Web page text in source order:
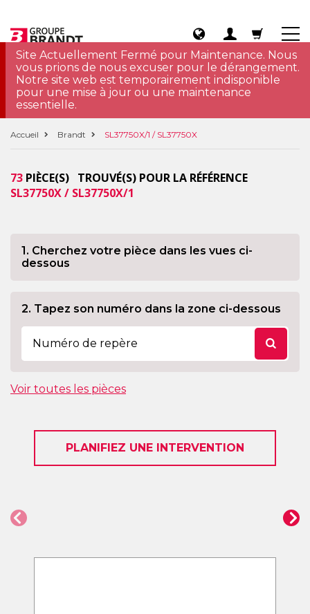
Site Actuellement Fermé pour Maintenance. Nous
vous prions de nous excuser pour le dérangement.
Notre site web est temporairement indisponible
pour une mise à jour ou une maintenance
essentielle.
Accueil Brandt SL37750X/1 / SL37750X
73 PIÈCE(S) TROUVÉ(S) POUR LA RÉFÉRENCE
SL37750X / SL37750X/1
1. Cherchez votre pièce dans les vues ci-
dessous
2. Tapez son numéro dans la zone ci-dessous
Voir toutes les pièces
PLANIFIEZ UNE INTERVENTION